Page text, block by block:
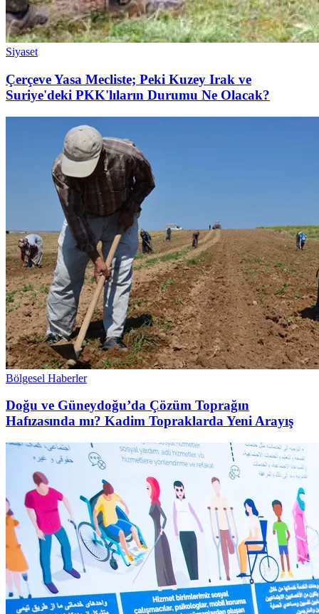
Siyaset
Çerçeve Yasa Mecliste; Peki Kuzey Irak ve
Suriye'deki PKK'lıların Durumu Ne Olacak?
Bölgesel Haberler
Doğu ve Güneydoğu’da Çözüm Toprağın
Hafızasında mı? Kadim Topraklarda Yeni Arayış